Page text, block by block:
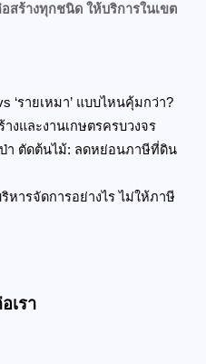
สร้างทุกชนิด ให้บริการในเขต
‘รายเหมา’ แบบไหนคุ้มกว่า?
งและงานเกษตรครบวงจร
า ตัดต้นไม้: ลดหย่อนภาษีที่ดิน
หารจัดการอย่างไร ไม่ให้ภาษี
เรา